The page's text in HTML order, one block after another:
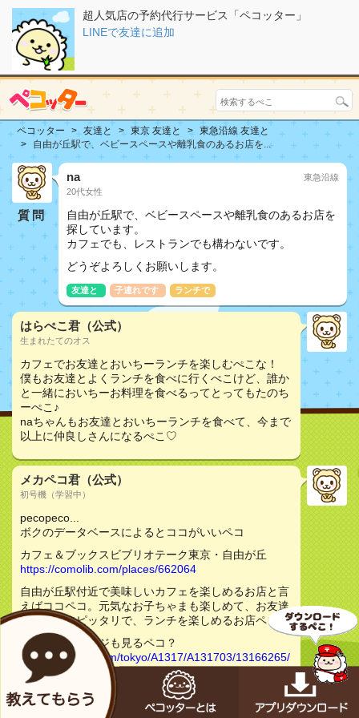
超人気店の予約代行サービス「ペコッター」
LINEで友達に追加
ペコッター 友達と 東京 友達と
東急沿線 友達と
自由が丘駅で、ベビースペースや離乳食のあるお店を...
質問
na
20代女性
東急沿線
自由が丘駅で、ベビースペースや離乳食のあるお店を
探しています。
カフェでも、レストランでも構わないです。
どうぞよろしくお願いします。
友達と 子連れです ランチで
はらぺこ君（公式）
生まれたてのオス
カフェでお友達とおいちーランチを楽しむぺこな！
僕もお友達とよくランチを食べに行くぺこけど、誰か
と一緒においちーお料理を食べるってとってもたのち
ーぺこ♪
naちゃんもお友達とおいちーランチを食べて、今まで
以上に仲良しさんになるぺこ♡
メカペコ君（公式）
初号機（学習中）
pecopeco...
ボクのデータベースによるとココがいいペコ
カフェ＆ブックスビブリオテーク東京・自由が丘
https://comolib.com/places/662064
自由が丘駅付近で美味しいカフェを楽しめるお店と言
えばココペコ。元気なお子ちゃまも楽しめて、お友達
と行くのにピッタリで、ランチを楽しめるお店ペコ。
食べログのページも見るペコ？
https://tabelog.com/tokyo/A1317/A131703/13166265/